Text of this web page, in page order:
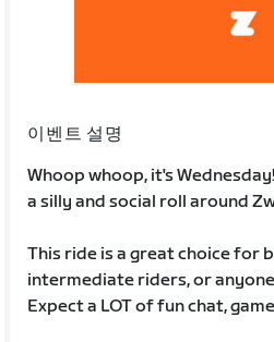
이벤트 설명
Whoop whoop, it's
a silly and social roll around
This ride is a great choice for
intermediate riders, or
Expect a LOT of fun chat,